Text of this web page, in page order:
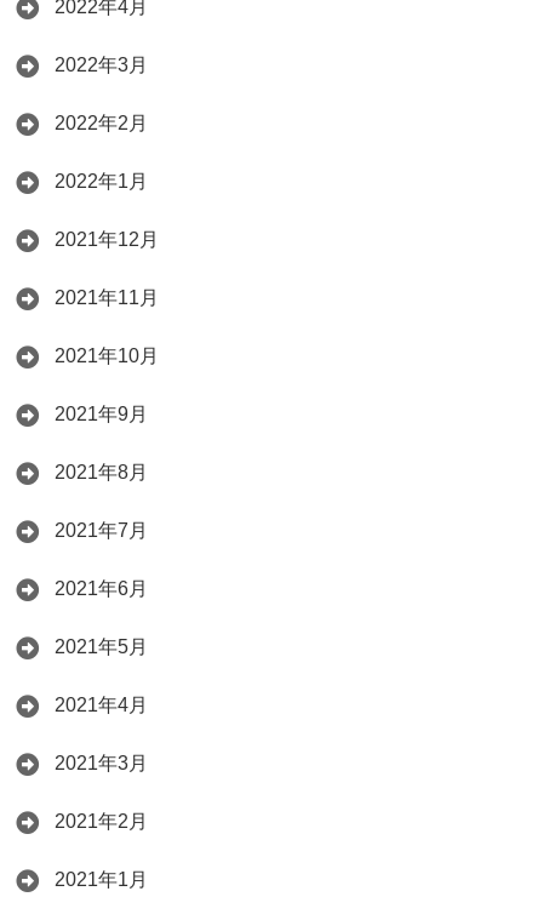
2022年4月
2022年3月
2022年2月
2022年1月
2021年12月
2021年11月
2021年10月
2021年9月
2021年8月
2021年7月
2021年6月
2021年5月
2021年4月
2021年3月
2021年2月
2021年1月